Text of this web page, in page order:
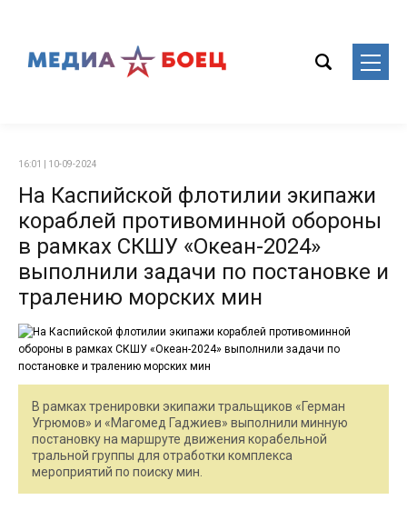
16:01 | 10-09-2024
На Каспийской флотилии экипажи
кораблей противоминной обороны
в рамках СКШУ «Океан-2024»
выполнили задачи по постановке и
тралению морских мин
В рамках тренировки экипажи тральщиков «Герман
Угрюмов» и «Магомед Гаджиев» выполнили минную
постановку на маршруте движения корабельной
тральной группы для отработки комплекса
мероприятий по поиску мин.